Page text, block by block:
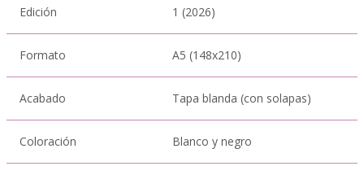
Edición 1 (2026)
Formato A5 (148x210)
Acabado Tapa blanda (con solapas)
Coloración Blanco y negro